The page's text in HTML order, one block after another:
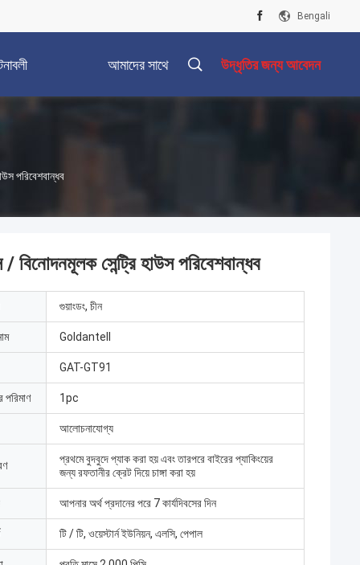
Bengali
আমাদের সাথে উদ্ধৃতির জন্য আবেদন
পরিবেশবান্ধব
/ বিনোদনমূলক সেন্ট্রি হাউস পরিবেশবান্ধব
গুয়াংডং, চীন
Goldantell
GAT-GT91
পরিমাণ 1pc
আলোচনাযোগ্য
প্রথমে বুদবুদে প্যাক করা হয় এবং তারপরে বাইরের প্যাকিংয়ের
জন্য রফতানীর ক্রেট দিয়ে চাঙ্গা করা হয়
আপনার অর্থ প্রদানের পরে 7 কার্যদিবসের দিন
টি / টি, ওয়েস্টার্ন ইউনিয়ন, এলসি, পেপাল